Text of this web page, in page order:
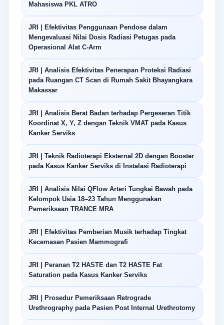
Mahasiswa PKL ATRO
JRI | Efektivitas Penggunaan Pendose dalam
Mengevaluasi Nilai Dosis Radiasi Petugas pada
Operasional Alat C-Arm
JRI | Analisis Efektivitas Penerapan Proteksi Radiasi
pada Ruangan CT Scan di Rumah Sakit Bhayangkara
Makassar
JRI | Analisis Berat Badan terhadap Pergeseran Titik
Koordinat X, Y, Z dengan Teknik VMAT pada Kasus
Kanker Serviks
JRI | Teknik Radioterapi Eksternal 2D dengan Booster
pada Kasus Kanker Serviks di Instalasi Radioterapi
JRI | Analisis Nilai QFlow Arteri Tungkai Bawah pada
Kelompok Usia 18–23 Tahun Menggunakan
Pemeriksaan TRANCE MRA
JRI | Efektivitas Pemberian Musik terhadap Tingkat
Kecemasan Pasien Mammografi
JRI | Peranan T2 HASTE dan T2 HASTE Fat
Saturation pada Kasus Kanker Serviks
JRI | Prosedur Pemeriksaan Retrograde
Urethrography pada Pasien Post Internal Urethrotomy